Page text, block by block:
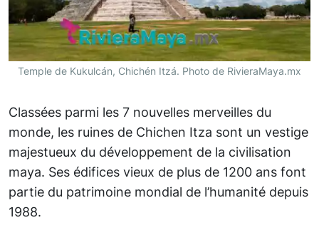
Temple de Kukulcán, Chichén Itzá. Photo de RivieraMaya.mx
Classées parmi les 7 nouvelles merveilles du
monde, les ruines de Chichen Itza sont un vestige
majestueux du développement de la civilisation
maya. Ses édifices vieux de plus de 1200 ans font
partie du patrimoine mondial de l’humanité depuis
1988.